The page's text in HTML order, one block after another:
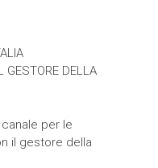
GESTORE DELLA
per le
il gestore della